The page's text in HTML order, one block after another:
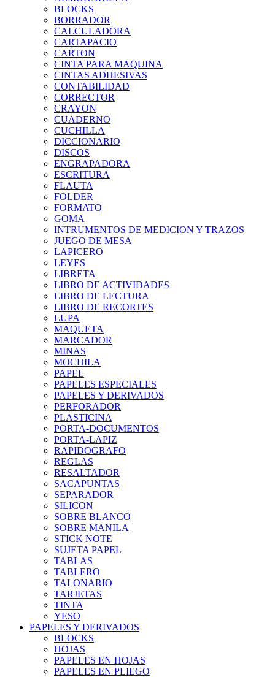
BLOCKS
BORRADOR
CALCULADORA
CARTAPACIO
CARTON
CINTA PARA MAQUINA
CINTAS ADHESIVAS
CONTABILIDAD
CORRECTOR
CRAYON
CUADERNO
CUCHILLA
DICCIONARIO
DISCOS
ENGRAPADORA
ESCRITURA
FLAUTA
FOLDER
FORMATO
GOMA
INTRUMENTOS DE MEDICION Y TRAZOS
JUEGO DE MESA
LAPICERO
LEYES
LIBRETA
LIBRO DE ACTIVIDADES
LIBRO DE LECTURA
LIBRO DE RECORTES
LUPA
MAQUETA
MARCADOR
MINAS
MOCHILA
PAPEL
PAPELES ESPECIALES
PAPELES Y DERIVADOS
PERFORADOR
PLASTICINA
PORTA-DOCUMENTOS
PORTA-LAPIZ
RAPIDOGRAFO
REGLAS
RESALTADOR
SACAPUNTAS
SEPARADOR
SILICON
SOBRE BLANCO
SOBRE MANILA
STICK NOTE
SUJETA PAPEL
TABLAS
TABLERO
TALONARIO
TARJETAS
TINTA
YESO
PAPELES Y DERIVADOS
BLOCKS
HOJAS
PAPELES EN HOJAS
PAPELES EN PLIEGO